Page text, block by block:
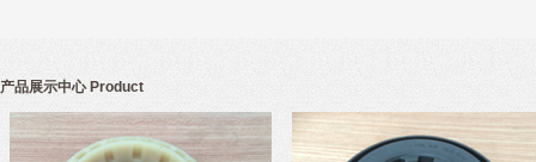
产品展示中心 Product